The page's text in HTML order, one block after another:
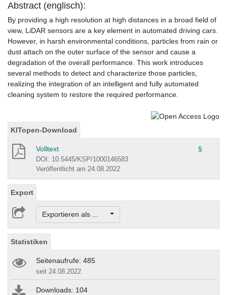
Abstract (englisch):
By providing a high resolution at high distances in a broad field of
view, LiDAR sensors are a key element in automated driving cars.
However, in harsh environmental conditions, particles from rain or
dust attach on the outer surface of the sensor and cause a
degradation of the overall performance. This work introduces
several methods to detect and characterize those particles,
realizing the integration of an intelligent and fully automated
cleaning system to restore the required performance.
KITopen-Download
Volltext §
DOI: 10.5445/KSP/1000146583
Veröffentlicht am 24.08.2022
Export
Exportieren als ...
Statistiken
Seitenaufrufe: 485
seit 24.08.2022
Downloads: 104